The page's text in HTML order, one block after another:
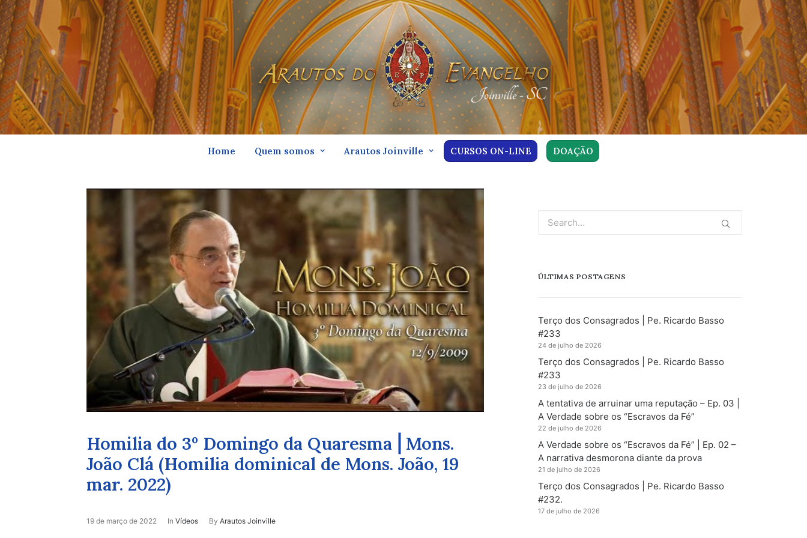
Home Quem somos Arautos Joinville CURSOS ON-LINE DOAÇÃO
Homilia do 3º Domingo da Quaresma ⎜Mons.
João Clá (Homilia dominical de Mons. João, 19
mar. 2022)
19 de março de 2022 In Vídeos By Arautos Joinville
ÚLTIMAS POSTAGENS
Terço dos Consagrados | Pe. Ricardo Basso
#233
24 de julho de 2026
Terço dos Consagrados | Pe. Ricardo Basso
#233
23 de julho de 2026
A tentativa de arruinar uma reputação – Ep. 03 |
A Verdade sobre os “Escravos da Fé”
22 de julho de 2026
A Verdade sobre os “Escravos da Fé” | Ep. 02 –
A narrativa desmorona diante da prova
21 de julho de 2026
Terço dos Consagrados | Pe. Ricardo Basso
#232.
17 de julho de 2026